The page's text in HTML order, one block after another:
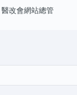
醫改會網站總管